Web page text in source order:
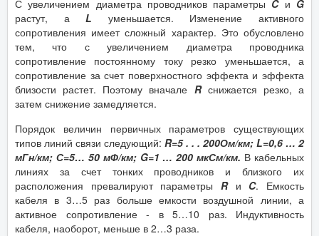
С увеличением диаметра проводников параметры Cи G
растут, аL уменьшается. Изменение активного
сопротивления имеет сложный характер. Это обусловлено
тем, что с увеличением диаметра проводника
сопротивление постоянному току резко уменьшается, а
сопротивление за счет поверхностного эффекта и эффекта
близости растет. Поэтому вначале Rснижается резко, а
затем снижение замедляется.
Порядок величин первичных параметров существующих
типов линий связи следующий: R=5 . . . 200Ом/км; L=0,6 … 2
мГн/км; С=5… 50 мФ/км; G=1 … 200 мкСм/км. В кабельных
линиях за счет тонких проводников и близкого их
расположения превалируют параметры R и C. Емкость
кабеля в 3…5 раз больше емкости воздушной линии, а
активное сопротивление - в 5…10 раз. Индуктивность
кабеля, наоборот, меньше в 2…3 раза.